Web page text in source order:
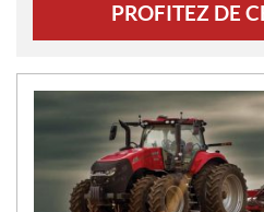
PROFITEZ DE
N
O
V